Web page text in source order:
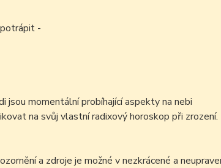
-
jsou momentální probíhající aspekty na nebi
na svůj vlastní radixový horoskop při zrození.
a zdroje je možné v nezkrácené a